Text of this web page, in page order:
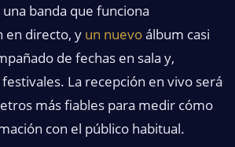
banda que funciona
en directo, y un nuevoálbum casi
de fechas en sala y,
La recepción en vivo será
más fiables para medir cómo
con el público habitual.